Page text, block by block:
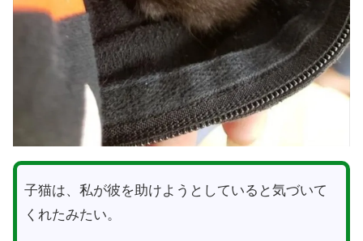
子猫は、私が彼を助けようとしていると気づいて
くれたみたい。